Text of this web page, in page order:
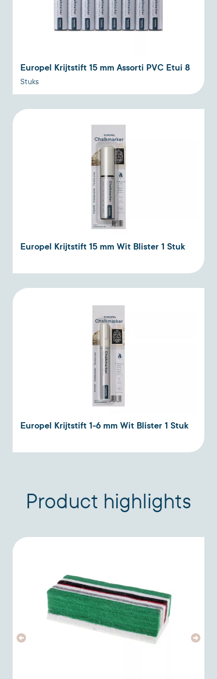
Europel Krijtstift 15 mm Assorti PVC Etui 8
Stuks
Europel Krijtstift 15 mm Wit Blister 1 Stuk
Europel Krijtstift 1-6 mm Wit Blister 1 Stuk
Product highlights